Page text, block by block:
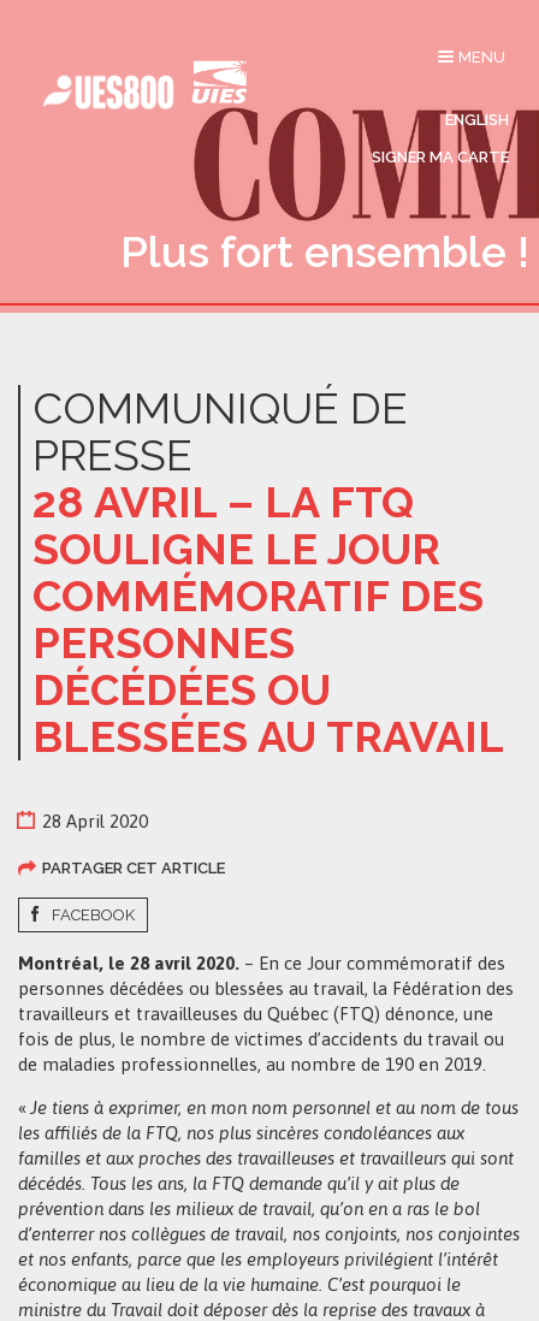
Affichage
MENU
ENGLISH
SIGNER MA CARTE
Plus fort ensemble !
COMMUNIQUÉ DE
PRESSE
28 AVRIL – LA FTQ
SOULIGNE LE JOUR
COMMÉMORATIF DES
PERSONNES
DÉCÉDÉES OU
BLESSÉES AU TRAVAIL
28 April 2020
PARTAGER CET ARTICLE
FACEBOOK
Montréal, le 28 avril 2020. – En ce Jour commémoratif des
personnes décédées ou blessées au travail, la Fédération des
travailleurs et travailleuses du Québec (FTQ) dénonce, une
fois de plus, le nombre de victimes d’accidents du travail ou
de maladies professionnelles, au nombre de 190 en 2019.
« Je tiens à exprimer, en mon nom personnel et au nom de tous
les affiliés de la FTQ, nos plus sincères condoléances aux
familles et aux proches des travailleuses et travailleurs qui sont
décédés. Tous les ans, la FTQ demande qu’il y ait plus de
prévention dans les milieux de travail, qu’on en a ras le bol
d’enterrer nos collègues de travail, nos conjoints, nos conjointes
et nos enfants, parce que les employeurs privilégient l’intérêt
économique au lieu de la vie humaine. C’est pourquoi le
ministre du Travail doit déposer dès la reprise des travaux à